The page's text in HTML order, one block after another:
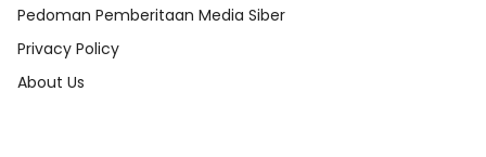
Pedoman Pemberitaan Media Siber
Privacy Policy
About Us